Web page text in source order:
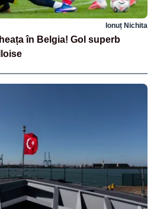
Ionuț Nichita
în Belgia! Gol superb